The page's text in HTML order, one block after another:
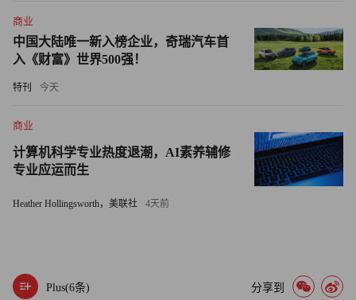
断上得到了更广泛的应用，那么它首先造福的就是阿尔茨海
默症患者，因为这种疾病被医学界公认为是最难预测和诊断
的疾病之一。
大约有4,400万名阿尔茨海默症患者。不过老年痴呆的症状
可能与很多症状有关，阿尔茨海默症只是导致痴呆的病因之
一，还有很多症状也很容易被误诊为阿尔茨海默症。
2017年的一项针对900多人的研究发现，多达四分之一的阿
痴呆等。美国神经病学学会（American Academy of
商业
中国大陆唯一新入榜企业，奇瑞汽车首
入《财富》世界500强！
特刊 今天
商业
计算机科学专业热度退潮，AI素养辅修
专业应运而生
Heather Hollingsworth，美联社 4天前
Plus(6条) 分享到